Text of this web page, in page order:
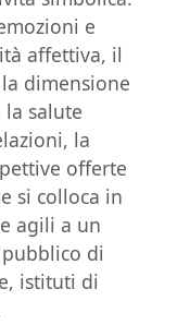
e
affettiva, il
dimensione
salute
la
offerte
si colloca in
agili a un
di
istituti di